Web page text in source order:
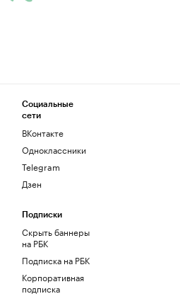
Социальные
сети
ВКонтакте
Одноклассники
Telegram
Дзен
Подписки
Скрыть баннеры
на РБК
Подписка на РБК
Корпоративная
подписка